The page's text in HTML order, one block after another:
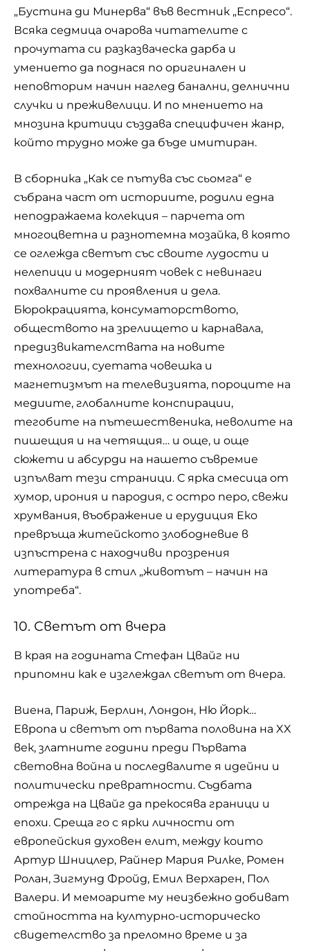
„Бустина ди Минерва“ във вестник „Еспресо“.
Всяка седмица очарова читателите с
прочутата си разказваческа дарба и
умението да поднася по оригинален и
неповторим начин наглед банални, делнични
случки и преживелици. И по мнението на
мнозина критици създава специфичен жанр,
който трудно може да бъде имитиран.
В сборника „Как се пътува със сьомга“ е
събрана част от историите, родили една
неподражаема колекция – парчета от
многоцветна и разнотемна мозайка, в която
се оглежда светът със своите лудости и
нелепици и модерният човек с невинаги
похвалните си проявления и дела.
Бюрокрацията, консуматорството,
обществото на зрелището и карнавала,
предизвикателствата на новите
технологии, суетата човешка и
магнетизмът на телевизията, пороците на
медиите, глобалните конспирации,
тегобите на пътешественика, неволите на
пишещия и на четящия… и още, и още
сюжети и абсурди на нашето съвремие
изпълват тези страници. С ярка смесица от
хумор, ирония и пародия, с остро перо, свежи
хрумвания, въображение и ерудиция Еко
превръща житейското злободневие в
изпъстрена с находчиви прозрения
литература в стил „животът – начин на
употреба“.
10. Светът от вчера
В края на годината Стефан Цвайг ни
припомни как е изглеждал светът от вчера.
Виена, Париж, Берлин, Лондон, Ню Йорк…
Европа и светът от първата половина на XX
век, златните години преди Първата
световна война и последвалите я идейни и
политически превратности. Съдбата
отрежда на Цвайг да прекосява граници и
епохи. Среща го с ярки личности от
европейския духовен елит, между които
Артур Шницлер, Райнер Мария Рилке, Ромен
Ролан, Зигмунд Фройд, Емил Верхарен, Пол
Валери. И мемоарите му неизбежно добиват
стойността на културно-историческо
свидетелство за преломно време и за